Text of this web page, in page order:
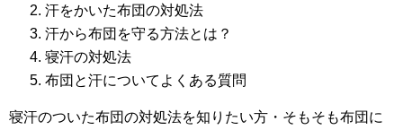
汗をかいた布団の対処法
汗から布団を守る方法とは？
寝汗の対処法
布団と汗についてよくある質問
寝汗のついた布団の対処法を知りたい方・そもそも布団に